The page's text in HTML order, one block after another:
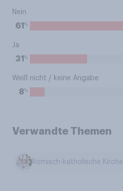
Nein
61 %
Ja
31 %
Weiß nicht / keine Angabe
8%
Verwandte Themen
Römisch-katholische Kirche